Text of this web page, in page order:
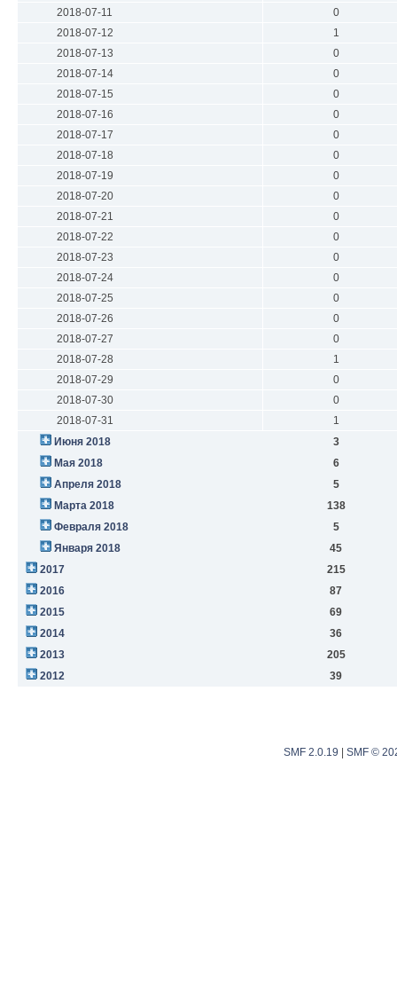
2018-07-11
0
2018-07-12
1
2018-07-13
0
2018-07-14
0
2018-07-15
0
2018-07-16
0
2018-07-17
0
2018-07-18
0
2018-07-19
0
2018-07-20
0
2018-07-21
0
2018-07-22
0
2018-07-23
0
2018-07-24
0
2018-07-25
0
2018-07-26
0
2018-07-27
0
2018-07-28
1
2018-07-29
0
2018-07-30
0
2018-07-31
1
Июня 2018
3
Мая 2018
6
Апреля 2018
5
Марта 2018
138
Февраля 2018
5
Января 2018
45
2017
215
2016
87
2015
69
2014
36
2013
205
2012
39
SMF 2.0.19 SMF ©